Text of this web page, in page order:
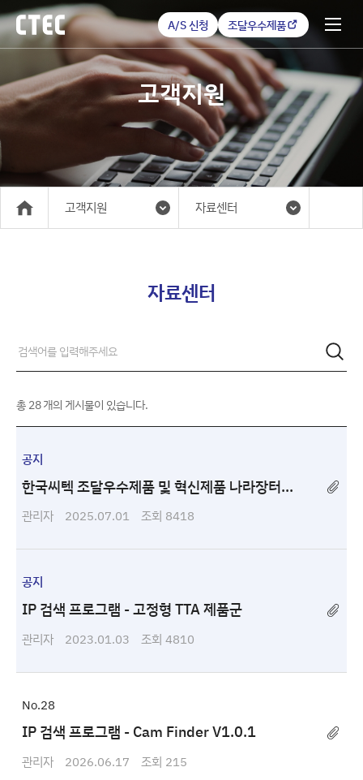
A/S 신청 조달우수제품
고객지원
메인 고객지원 자료센터
자료센터
총 28개의 게시물이 있습니다.
공지
한국씨텍 조달우수제품 및 혁신제품 나라장터...
관리자 2025.07.01 8418
공지
IP 검색 프로그램 - 고정형 TTA 제품군
관리자 2023.01.03 4810
28
IP 검색 프로그램 - Cam Finder V1.0.1
관리자 2026.06.17 215